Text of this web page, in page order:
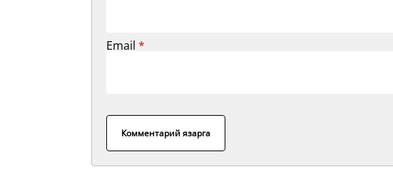
Email *
Комментарий язарга